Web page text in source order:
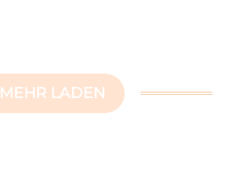
MEHR LADEN